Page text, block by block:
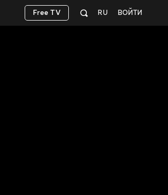
ВОЙТИ
RU
Free TV